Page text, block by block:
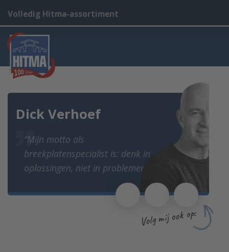
Volledig Hitma-assortiment
Dick Verhoef
“Mijn motto als
breekplatenspecialist is: denk in
oplossingen, niet in problemen!”
Volg mij ook op: